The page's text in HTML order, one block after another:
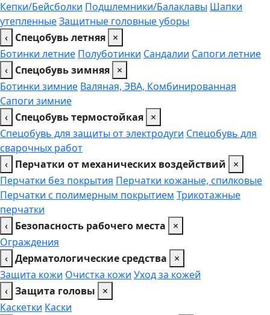
Кепки/Бейсболки Подшлемники/Балаклавы Шапки
утепленныеЗащитные головные уборы
‹ Спецобувь летняя ×
Ботинки летние Полуботинки Сандалии Сапоги летние
‹ Спецобувь зимняя ×
Ботинки зимние Валяная, ЭВА, Комбинированная
Сапоги зимние
‹ Спецобувь термостойкая ×
Спецобувь для защиты от электродуги Спецобувь для
сварочных работ
‹ Перчатки от механических воздействий
×
Перчатки без покрытия Перчатки кожаные, спилковые
Перчатки с полимерным покрытием Трикотажные
перчатки
‹ Безопасность рабочего места
×
Ограждения
‹ Дерматологические средства
×
Защита кожи Очистка кожи Уход за кожей
‹ Защита головы
×
Каскетки Каски